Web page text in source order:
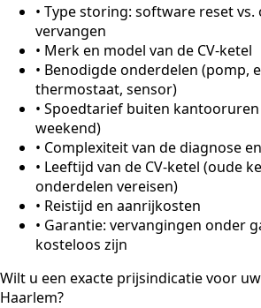
• Type storing: software reset vs.
vervangen
• Merk en model van de CV-ketel
• Benodigde onderdelen (pomp,
thermostaat, sensor)
• Spoedtarief buiten kantooruren
weekend)
• Complexiteit van de diagnose
• Leeftijd van de CV-ketel (oude
onderdelen vereisen)
• Reistijd en aanrijkosten
• Garantie: vervangingen onder
kosteloos zijn
Wilt u een exacte prijsindicatie voor
Haarlem?